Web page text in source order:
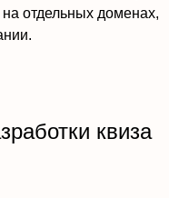
отдельных доменах,
квиза